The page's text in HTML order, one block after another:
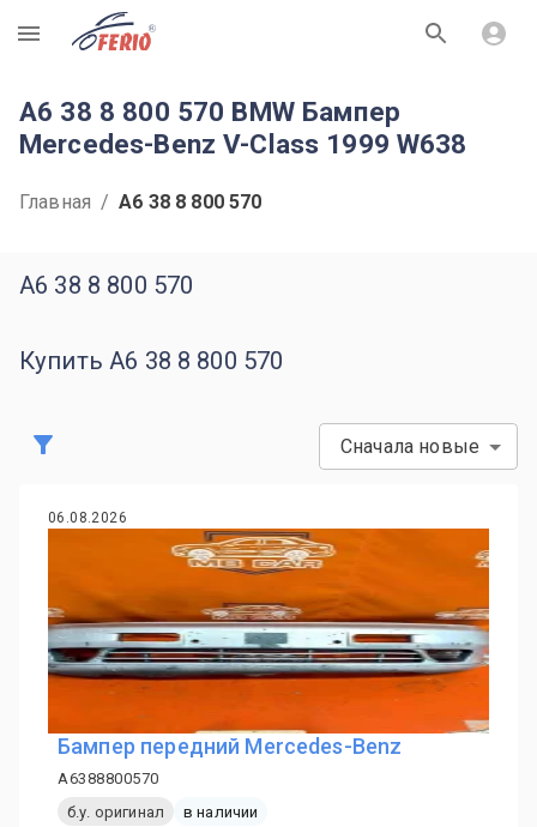
R
A6 38 8 800 570 BMW Бампер
Mercedes-Benz V-Class 1999 W638
Главная / A6 38 8 800 570
A6 38 8 800 570
Купить A6 38 8 800 570
Сначала новые
06.08.2026
Бампер передний Mercedes-Benz
A6388800570
б.у. оригинал
в наличии